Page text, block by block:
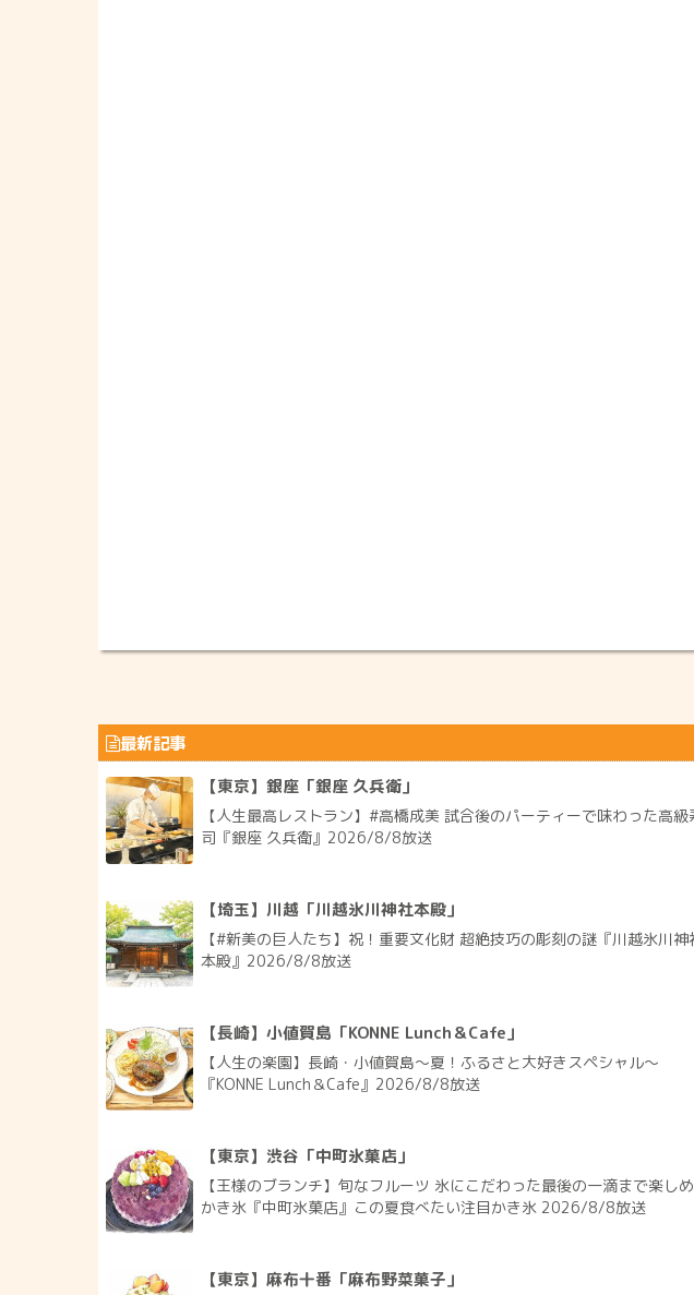
最新記事
【東京】銀座「銀座 久兵衛」
【人生最高レストラン】#高橋成美 試合後のパーティーで味わった高級
司『銀座 久兵衛』2026/8/8放送
【埼玉】川越「川越氷川神社本殿」
【#新美の巨人たち】祝！重要文化財 超絶技巧の彫刻の謎『川越氷川神
本殿』2026/8/8放送
【長崎】小値賀島「KONNE Lunch＆Cafe」
【人生の楽園】長崎・小値賀島～夏！ふるさと大好きスペシャル～
『KONNE Lunch＆Cafe』2026/8/8放送
【東京】渋谷「中町氷菓店」
【王様のブランチ】旬なフルーツ 氷にこだわった最後の一滴まで楽し
かき氷『中町氷菓店』この夏食べたい注目かき氷 2026/8/8放送
【東京】麻布十番「麻布野菜菓子」